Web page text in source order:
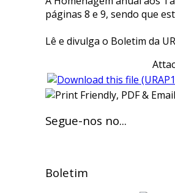
páginas 8 e 9, sendo que
Lê e divulga o Boletim da
Segue-nos no...
Boletim